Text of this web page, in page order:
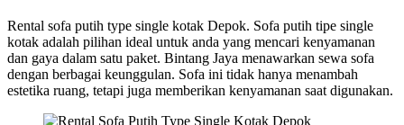
Rental sofa putih type single kotak Depok. Sofa putih tipe single
kotak adalah pilihan ideal untuk anda yang mencari kenyamanan
dan gaya dalam satu paket. Bintang Jaya menawarkan sewa sofa
dengan berbagai keunggulan. Sofa ini tidak hanya menambah
estetika ruang, tetapi juga memberikan kenyamanan saat digunakan.